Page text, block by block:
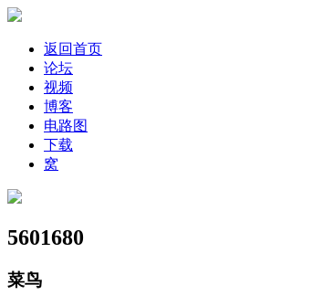
返回首页
论坛
视频
博客
电路图
下载
窝
5601680
菜鸟